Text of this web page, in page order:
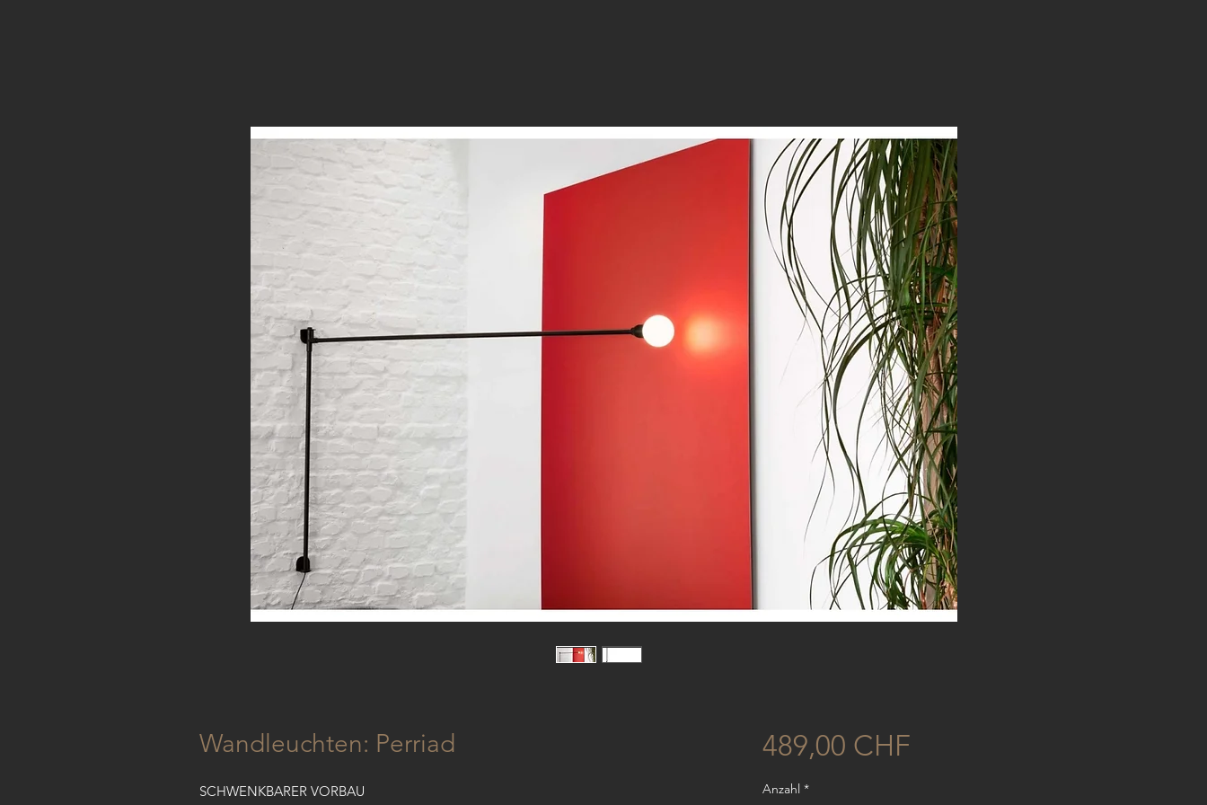
Wandleuchten: Perriad
SCHWENKBARER VORBAU
489,00 CHFPreis
Anzahl *